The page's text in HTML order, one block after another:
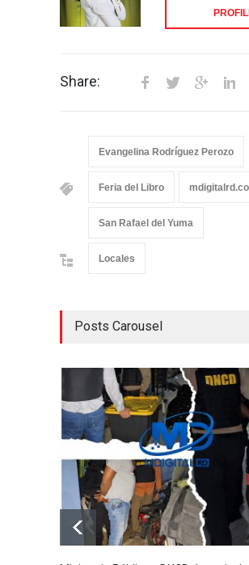
Share:
Evangelina Rodríguez Perozo
Feria del Libro
San Rafael del Yuma
Locales
Posts Carousel